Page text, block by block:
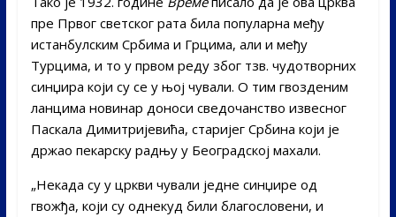
пре Првог светског рата била популарна међу
истанбулским Србима и Грцима, али и међу
Турцима, и то у првом реду због тзв. чудотворних
синџира који су се у њој чували. О тим гвозденим
ланцима новинар доноси сведочанство извесног
Паскала Димитријевића, старијег Србина који је
држао пекарску радњу у Београдској махали.
„Некада су у цркви чували једне синџире од
гвожђа, који су однекуд били благословени, и